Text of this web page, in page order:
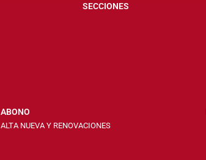
SECCIONES
ABONO
ALTA NUEVA Y RENOVACIONES